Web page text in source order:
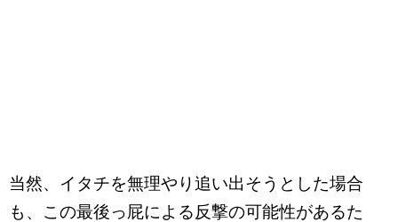
当然、イタチを無理やり追い出そうとした場合
も、この最後っ屁による反撃の可能性があるた